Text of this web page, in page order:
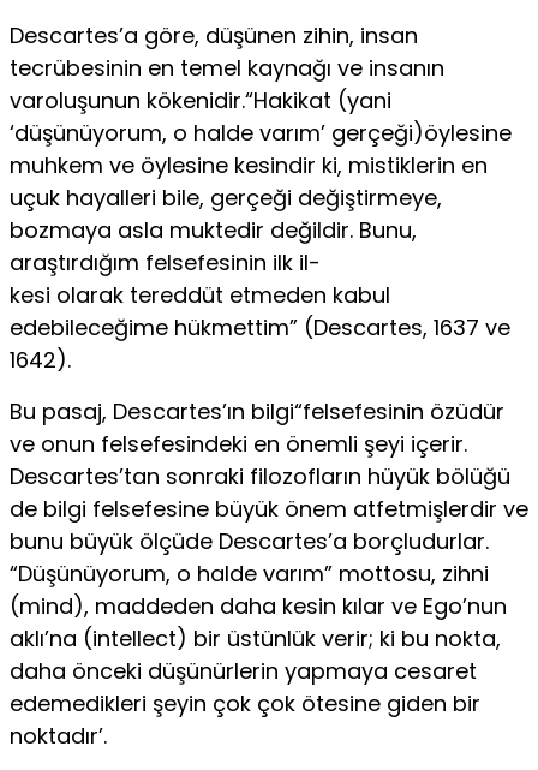
Descartes’a göre, düşünen zihin, insan
tecrübesinin en temel kaynağı ve insanın
varoluşunun kökenidir.“Hakikat (yani
‘düşünüyorum, o halde varım’ gerçeği)öylesine
muhkem ve öylesine kesindir ki, mistiklerin en
uçuk hayalleri bile, gerçeği değiştirmeye,
bozmaya asla muktedir değildir. Bunu,
araştırdığım felsefesinin ilk il-
kesi olarak tereddüt etmeden kabul
edebileceğime hükmettim” (Descartes, 1637 ve
1642).
Bu pasaj, Descartes’ın bilgi“felsefesinin özüdür
ve onun felsefesindeki en önemli şeyi içerir.
Descartes’tan sonraki filozofların hüyük bölüğü
de bilgi felsefesine bü­yük önem atfetmişlerdir ve
bunu büyük ölçüde Descartes’a borçludurlar.
“Düşünüyorum, o halde varım” mottosu, zihni
(mind), maddeden daha kesin kılar ve Ego’nun
aklı’na (intellect) bir üstünlük verir; ki bu nokta,
daha önceki düşünürlerin yapmaya cesaret
edemedikleri şeyin çok çok ötesine giden bir
noktadır’.